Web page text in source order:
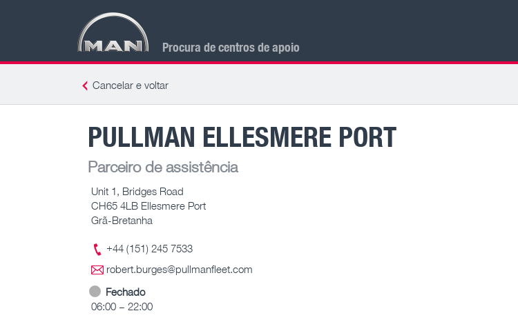
Procura de centros de apoio
Cancelar e voltar
PULLMAN ELLESMERE PORT
Parceiro de assistência
Unit 1, Bridges Road
CH65 4LB Ellesmere Port
Grã-Bretanha
+44 (151) 245 7533
robert.burges@pullmanfleet.com
Fechado
06:00 – 22:00